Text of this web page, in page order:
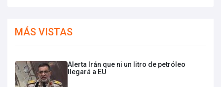
MÁS VISTAS
Alerta Irán que ni un litro de petróleo
llegará a EU